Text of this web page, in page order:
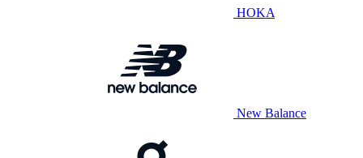
HOKA
New Balance